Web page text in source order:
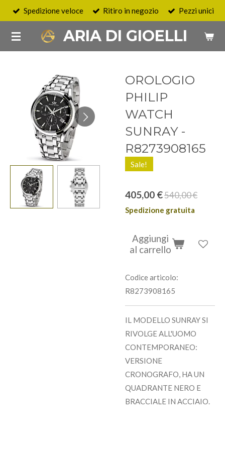
Vai
contenuto
principale
ARIA DI GIOELLI
Spedizione veloce Ritiro in negozio Pezzi unici
OROLOGIO
PHILIP
WATCH
SUNRAY -
R8273908165
Sale!
405,00 €540,00 €
Spedizione gratuita
Aggiungi
al carrello
Codice articolo:
R8273908165
IL MODELLO SUNRAY SI
RIVOLGE ALL'UOMO
CONTEMPORANEO:
VERSIONE
CRONOGRAFO, HA UN
QUADRANTE NERO E
BRACCIALE IN ACCIAIO.